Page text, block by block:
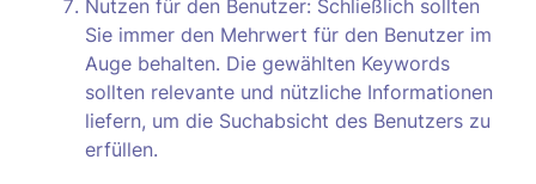
Nutzen für den Benutzer: Schließlich sollten
Sie immer den Mehrwert für den Benutzer im
Auge behalten. Die gewählten Keywords
sollten relevante und nützliche Informationen
liefern, um die Suchabsicht des Benutzers zu
erfüllen.